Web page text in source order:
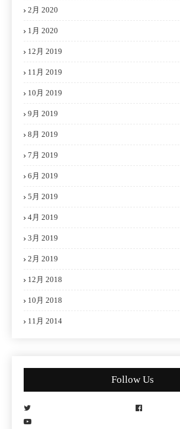
2月 2020
1月 2020
12月 2019
11月 2019
10月 2019
9月 2019
8月 2019
7月 2019
6月 2019
5月 2019
4月 2019
3月 2019
2月 2019
12月 2018
10月 2018
11月 2014
Follow Us